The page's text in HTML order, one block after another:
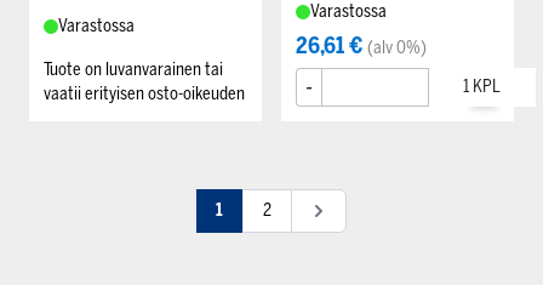
Varastossa
Tuote on luvanvarainen tai
vaatii erityisen osto-oikeuden
Varastossa
26,61 € (alv 0%)
-
1 2